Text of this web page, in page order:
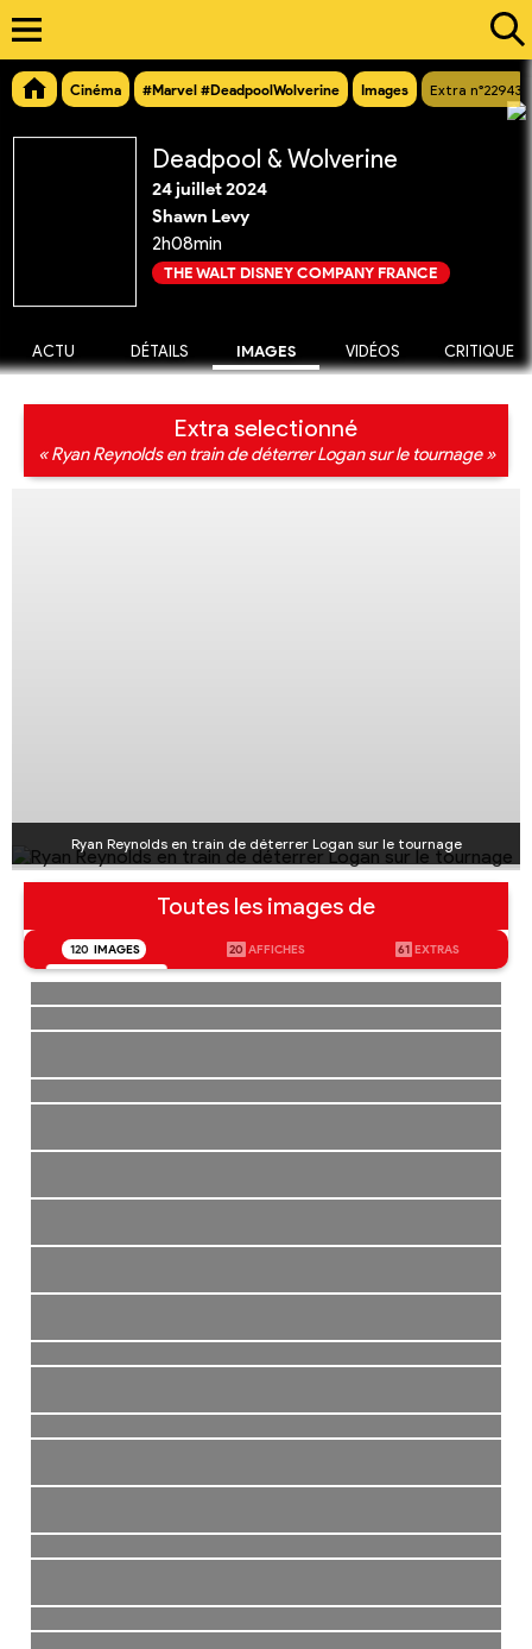
Cinéma #Marvel #DeadpoolWolverine Images Extra n°22943
Deadpool & Wolverine
24 juillet 2024
Shawn Levy
2h08min
THE WALT DISNEY COMPANY FRANCE
ACTU DÉTAILS IMAGES VIDÉOS CRITIQUE
Extra selectionné
« Ryan Reynolds en train de déterrer Logan sur le tournage »
Ryan Reynolds en train de déterrer Logan sur le tournage
Toutes les images de
120 IMAGES 20 AFFICHES 61 EXTRAS